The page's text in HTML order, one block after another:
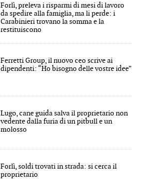
Forlì, preleva i risparmi di mesi di lavoro
da spedire alla famiglia, ma li perde: i
Carabinieri trovano la somma e la
restituiscono
Ferretti Group, il nuovo ceo scrive ai
dipendenti: “Ho bisogno delle vostre idee”
Lugo, cane guida salva il proprietario non
vedente dalla furia di un pitbull e un
molosso
Forlì, soldi trovati in strada: si cerca il
proprietario